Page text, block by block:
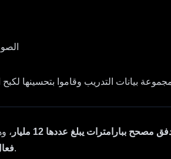
مصحح ببارامترات يبلغ عددها 12 مليار
– تقليل خطوات العينات بواسطة التقطير التوجيهي، مما يوفر لك توليدات سريعة كالبرق.